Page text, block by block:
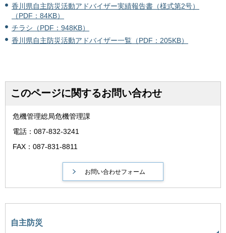
香川県自主防災活動アドバイザー実績報告書（様式第2号）
（PDF：84KB）
チラシ（PDF：948KB）
香川県自主防災活動アドバイザー一覧（PDF：205KB）
このページに関するお問い合わせ
危機管理総局危機管理課
電話：087-832-3241
FAX：087-831-8811
自主防災